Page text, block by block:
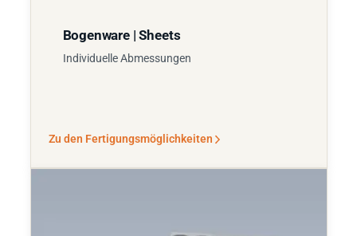
Bogenware | Sheets
Individuelle Abmessungen
Zu den Fertigungsmöglichkeiten